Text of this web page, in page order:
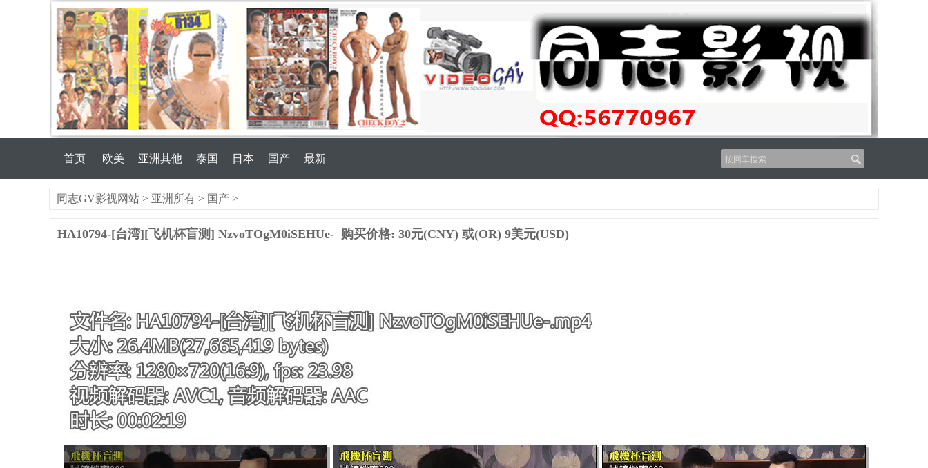
首页 欧美 亚洲其他 泰国 日本 国产 最新
同志GV影视网站 > 亚洲所有 > 国产 >
HA10794-[台湾][飞机杯盲测] NzvoTOgM0iSEHUe- 购买价格: 30元(CNY) 或(OR) 9美元(USD)